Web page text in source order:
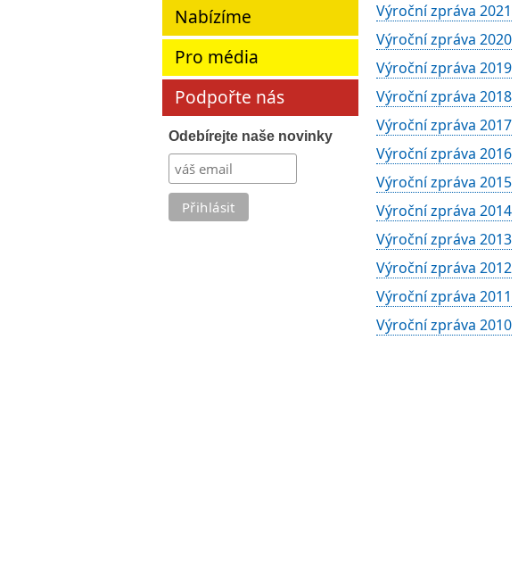
Nabízíme
Pro média
Podpořte nás
Odebírejte naše novinky
Výroční zpráva 2021
Výroční zpráva 2020
Výroční zpráva 2019
Výroční zpráva 2018
Výroční zpráva 2017
Výroční zpráva 2016
Výroční zpráva 2015
Výroční zpráva 2014
Výroční zpráva 2013
Výroční zpráva 2012
Výroční zpráva 2011
Výroční zpráva 2010